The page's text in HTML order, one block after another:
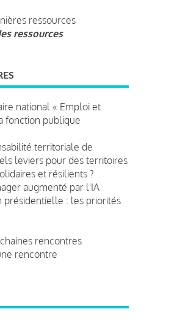
ressources
ressources
national « Emploi et
fonction publique
territoriale de
leviers pour des territoires
et résilients ?
augmenté par l'IA
présidentielle : les priorités
rencontres
rencontre